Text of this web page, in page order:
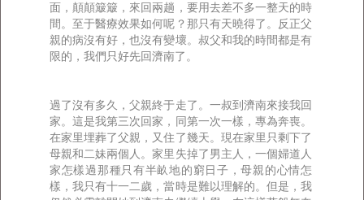
面，顛顛簸簸，來回兩趟，要用去差不多一整天的時
間。至于醫療效果如何呢？那只有天曉得了。反正父
親的病沒有好，也沒有變壞。叔父和我的時間都是有
限的，我們只好先回濟南了。
過了沒有多久，父親終于走了。一叔到濟南來接我回
家。這是我第三次回家，同第一次一樣，專為奔喪。
在家里埋葬了父親，又住了幾天。現在家里只剩下了
母親和二妹兩個人。家里失掉了男主人，一個婦道人
家怎樣過那種只有半畝地的窮日子，母親的心情怎
樣，我只有十一二歲，當時是難以理解的。但是，我